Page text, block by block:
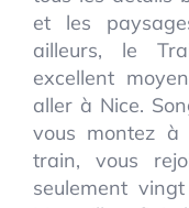
et les
ailleurs, le
excellent
aller à Nice.
vous montez
train, vous
seulement